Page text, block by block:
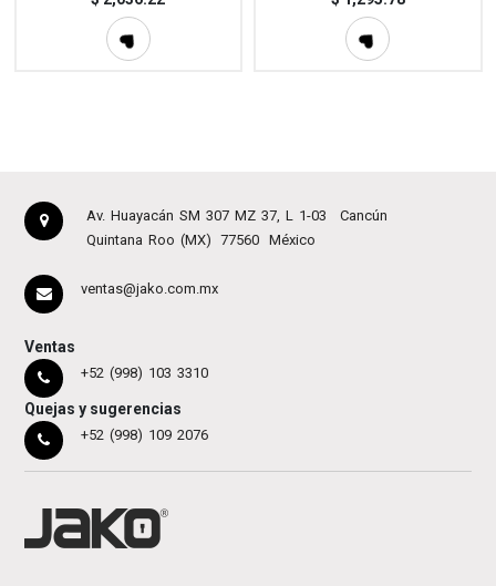
Av. Huayacán SM 307 MZ 37, L 1-03
Cancún
Quintana Roo (MX)
77560 México
ventas@jako.com.mx
Ventas
+52 (998) 103 3310
Quejas y sugerencias
+52 (998) 109 2076